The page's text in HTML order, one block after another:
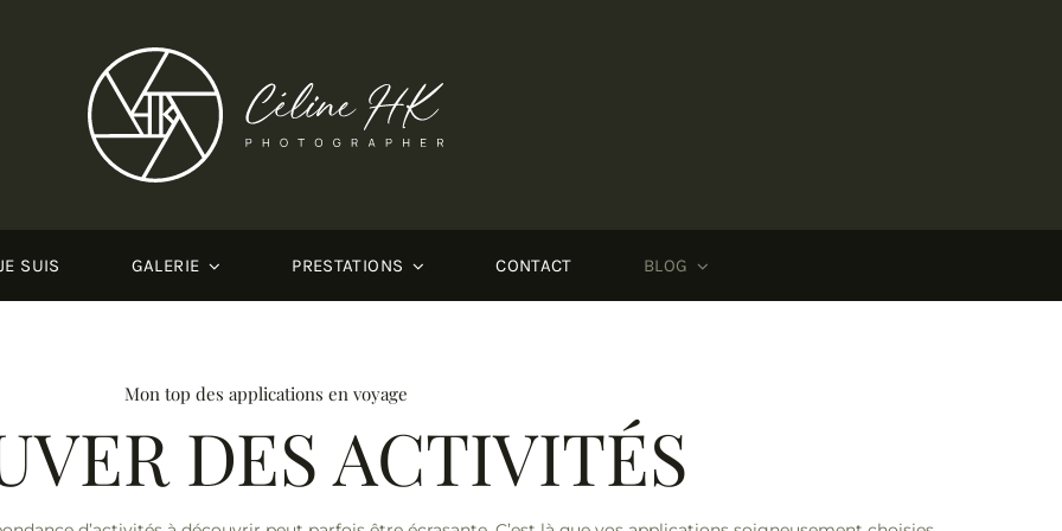
SUIS GALERIE PRESTATIONS CONTACT BLOG
Mon top des applications en voyage
DES ACTIVITÉS